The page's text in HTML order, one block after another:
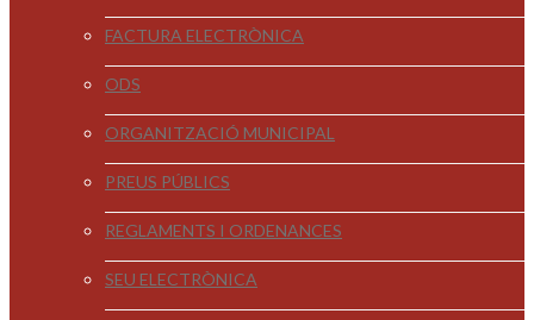
FACTURA ELECTRÒNICA
ODS
ORGANITZACIÓ MUNICIPAL
PREUS PÚBLICS
REGLAMENTS I ORDENANCES
SEU ELECTRÒNICA